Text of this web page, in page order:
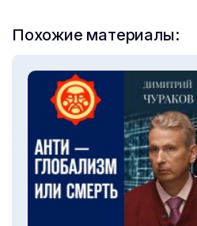
Похожие материалы: